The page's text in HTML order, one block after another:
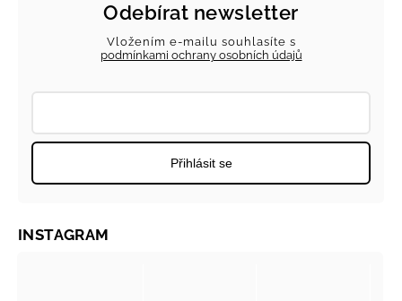
Odebírat newsletter
Vložením e-mailu souhlasíte s
podmínkami ochrany osobních údajů
Přihlásit se
INSTAGRAM